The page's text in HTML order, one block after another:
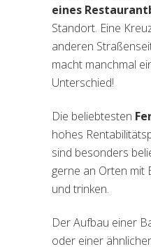
eines
Standort. Eine
anderen
macht manchmal
Unterschied!
Die beliebtesten
hohes
sind besonders
gerne an Orten mit
und trinken.
Der Aufbau einer
oder einer